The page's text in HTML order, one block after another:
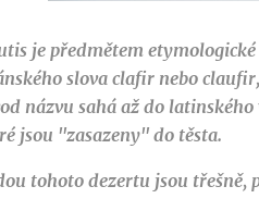
je předmětem
slova clafir nebo
názvu sahá až do
jsou "zasazeny" do těsta.
tohoto dezertu jsou třešně,